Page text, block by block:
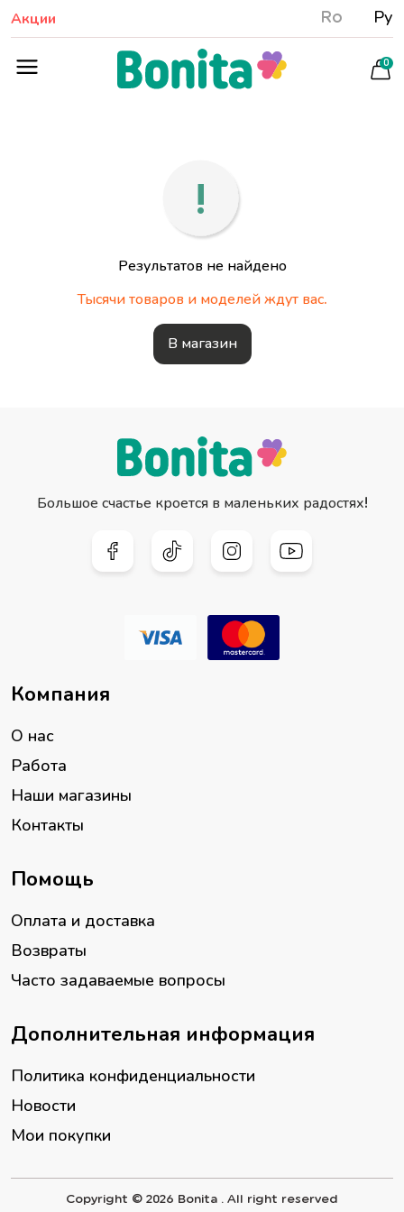
Акции Ro Ру
0
Результатов не найдено
Тысячи товаров и моделей ждут вас.
В магазин
Большое счастье кроется в маленьких радостях!
Компания
О нас
Работа
Наши магазины
Контакты
Помощь
Оплата и доставка
Возвраты
Часто задаваемые вопросы
Дополнительная информация
Политика конфиденциальности
Новости
Мои покупки
Copyright © 2026 Bonita . All right reserved